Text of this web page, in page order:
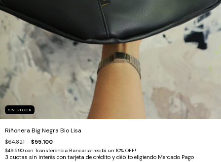
SIN STOCK
Riñonera Big Negra Bio Lisa
$64.821 $55.100
$49.590 con Transferencia Bancaria-recibí un 10% OFF!